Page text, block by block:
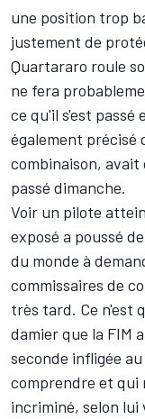
une position trop
justement de
Quartararo roule
ne fera
ce qu'il s'est passé
également précisé
combinaison, avait
passé dimanche.
Voir un pilote
exposé a poussé
du monde à
commissaires de
très tard. Ce n'est
damier que la FIM
seconde infligée
comprendre et qui
incriminé, selon